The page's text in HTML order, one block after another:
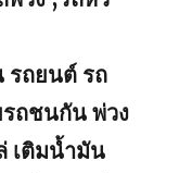
รถยนต์ รถ
ถชนกัน พ่วง
เติมน้ำมัน